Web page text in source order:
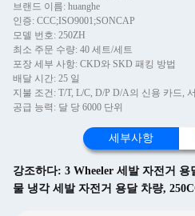
브랜드 이름: huanghe
인증: CCC;ISO9001;SONCAP
모델 번호: 250ZH
최소 주문 수량: 40 세트/세트
포장 세부 사항: CKD와 SKD 패킹 방법
배달 시간: 25 일
지불 조건: T/T, L/C, D/P D/A의 신용 카드,
공급 능력: 달 당 6000 단위
세부사항
강조하다: 3 Wheeler 세발 자전거 용
물 냉각 세발 자전거 용달 차량,